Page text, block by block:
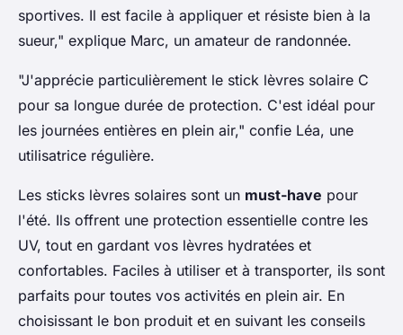
sportives. Il est facile à appliquer et résiste bien à la
sueur," explique Marc, un amateur de randonnée.
"J'apprécie particulièrement le stick lèvres solaire C
pour sa longue durée de protection. C'est idéal pour
les journées entières en plein air," confie Léa, une
utilisatrice régulière.
Les sticks lèvres solaires sont un must-have pour
l'été. Ils offrent une protection essentielle contre les
UV, tout en gardant vos lèvres hydratées et
confortables. Faciles à utiliser et à transporter, ils sont
parfaits pour toutes vos activités en plein air. En
choisissant le bon produit et en suivant les conseils